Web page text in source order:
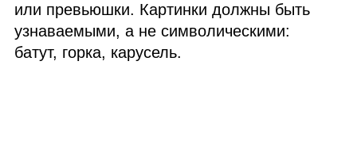
или превьюшки. Картинки должны быть
узнаваемыми, а не символическими:
батут, горка, карусель.